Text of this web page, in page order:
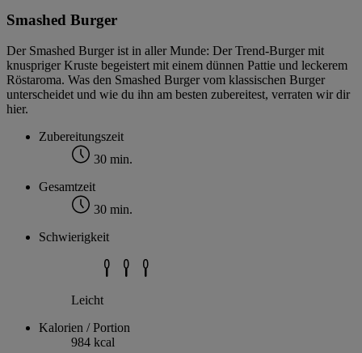
Smashed Burger
Der Smashed Burger ist in aller Munde: Der Trend-Burger mit
knuspriger Kruste begeistert mit einem dünnen Pattie und leckerem
Röstaroma. Was den Smashed Burger vom klassischen Burger
unterscheidet und wie du ihn am besten zubereitest, verraten wir dir
hier.
Zubereitungszeit
30 min.
Gesamtzeit
30 min.
Schwierigkeit
Leicht
Kalorien / Portion
984 kcal